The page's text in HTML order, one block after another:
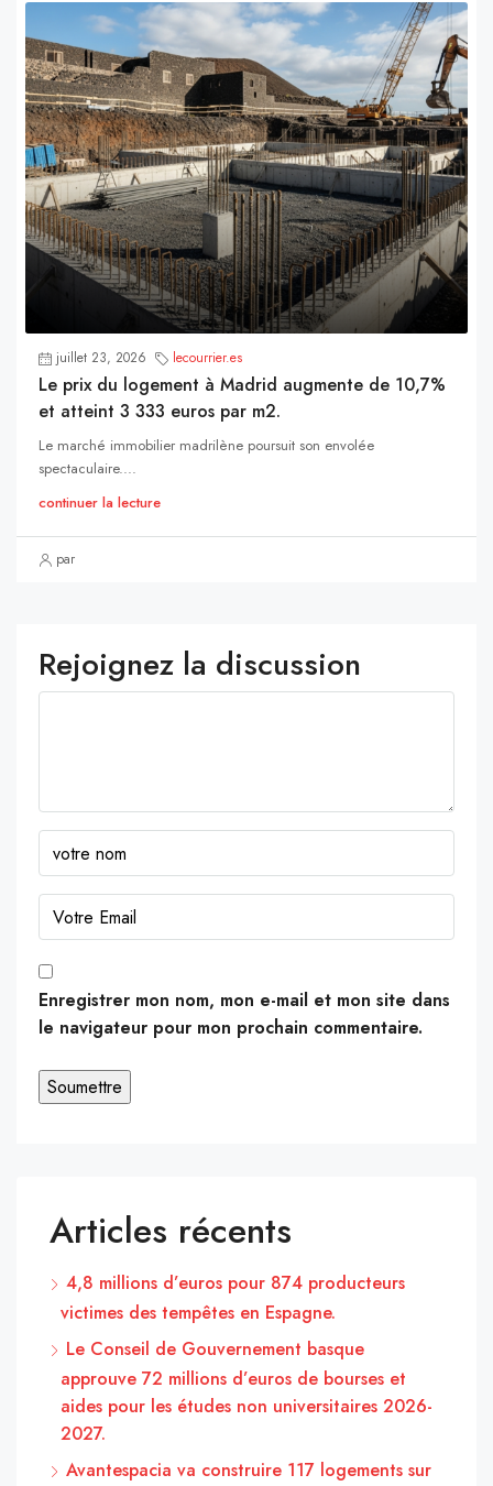
juillet 23, 2026 lecourrier.es
Le prix du logement à Madrid augmente de 10,7%
et atteint 3 333 euros par m2.
Le marché immobilier madrilène poursuit son envolée
spectaculaire....
continuer la lecture
par
Rejoignez la discussion
Enregistrer mon nom, mon e-mail et mon site dans
le navigateur pour mon prochain commentaire.
Articles récents
4,8 millions d’euros pour 874 producteurs
victimes des tempêtes en Espagne.
Le Conseil de Gouvernement basque
approuve 72 millions d’euros de bourses et
aides pour les études non universitaires 2026-
2027.
Avantespacia va construire 117 logements sur